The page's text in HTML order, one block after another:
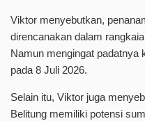
Viktor menyebutkan,
direncanakan dalam
Namun mengingat padatnya
pada 8 Juli 2026.
Selain itu, Viktor juga
Belitung memiliki potensi